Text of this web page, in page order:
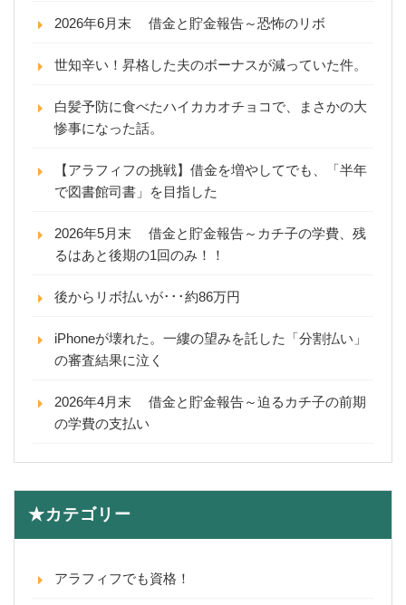
2026年6月末 借金と貯金報告～恐怖のリボ
世知辛い！昇格した夫のボーナスが減っていた件。
白髪予防に食べたハイカカオチョコで、まさかの大
惨事になった話。
【アラフィフの挑戦】借金を増やしてでも、「半年
で図書館司書」を目指した
2026年5月末 借金と貯金報告～カチ子の学費、残
るはあと後期の1回のみ！！
後からリボ払いが･･･約86万円
iPhoneが壊れた。一縷の望みを託した「分割払い」
の審査結果に泣く
2026年4月末 借金と貯金報告～迫るカチ子の前期
の学費の支払い
★カテゴリー
アラフィフでも資格！